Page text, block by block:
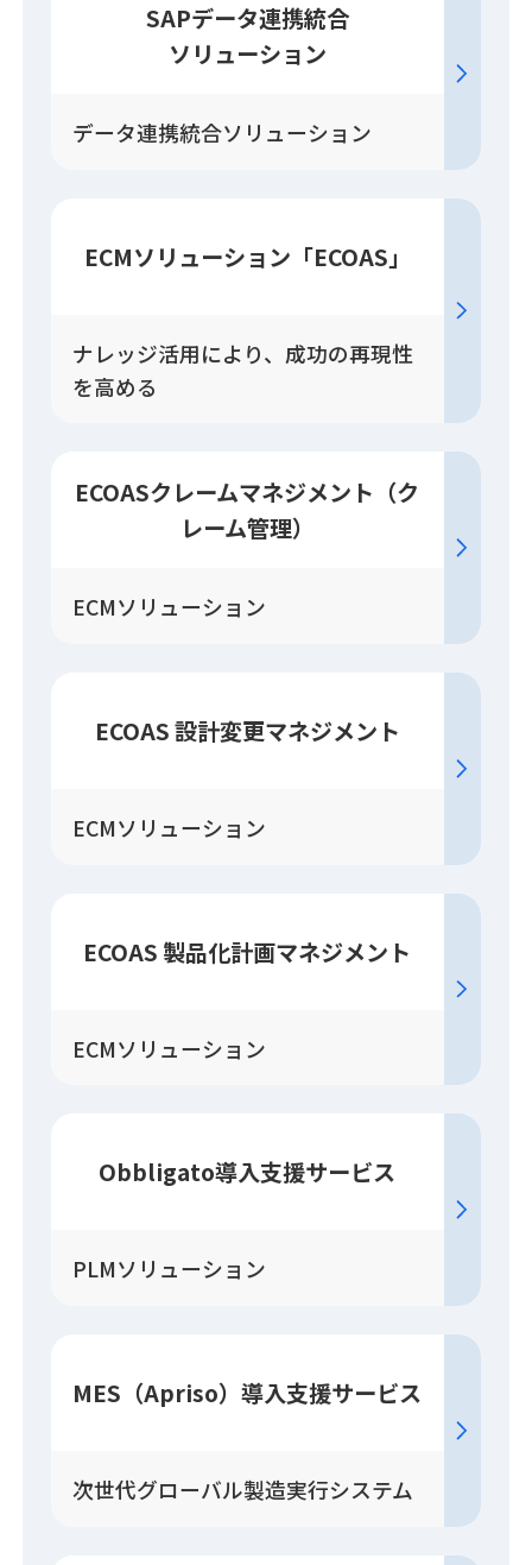
SAPデータ連携統合
ソリューション
データ連携統合ソリューション
ECMソリューション 「ECOAS」
ナレッジ活用により、成功の再現性
を高める
ECOASクレームマネジメント （ク
レーム管理）
ECMソリューション
ECOAS 設計変更マネジメント
ECMソリューション
ECOAS 製品化計画マネジメント
ECMソリューション
Obbligato導入支援サービス
PLMソリューション
MES（Apriso）導入支援サービス
次世代グローバル製造実行システム